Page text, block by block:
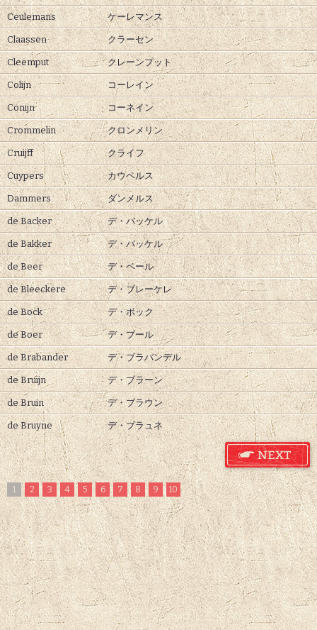
Ceulemans ケーレマンス
Claassen クラーセン
Cleemput クレーンプット
Colijn コーレイン
Conijn コーネイン
Crommelin クロンメリン
Cruijff クライフ
Cuypers カウペルス
Dammers ダンメルス
de Backer デ・バッケル
de Bakker デ・バッケル
de Beer デ・ベール
de Bleeckere デ・ブレーケレ
de Bock デ・ボック
de Boer デ・ブール
de Brabander デ・ブラバンデル
de Bruijn デ・ブラーン
de Bruin デ・ブラウン
de Bruyne デ・ブラュネ
1 2 3 4 5 6 7 8 9 10